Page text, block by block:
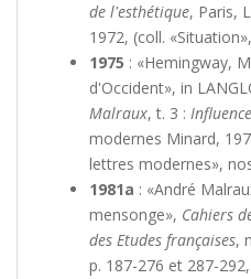
de l'esthétique, Paris,
1972, (coll.
1975 : «Hemingway,
d'Occident», in
Malraux, t. 3 :
modernes Minard,
lettres modernes»,
1981a : «André
mensonge», Cahiers
des Etudes françaises,
p. 187-276 et 287-